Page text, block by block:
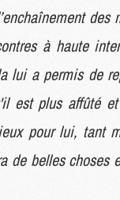
à haute
lui a permis de
est plus affûté
pour lui, tant
de belles choses